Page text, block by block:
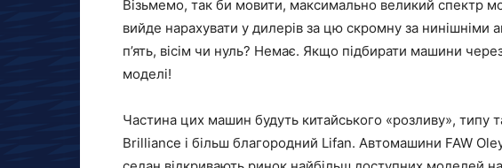
Візьмемо, так би мовити, максимально великий спектр
вийде нарахувати у дилерів за цю скромну за нинішніми
п’ять, вісім чи нуль? Немає. Якщо підбирати машини
моделі!
Частина цих машин будуть китайського «розливу», типу
Brilliance і більш благородний Lifan. Автомашини FAW